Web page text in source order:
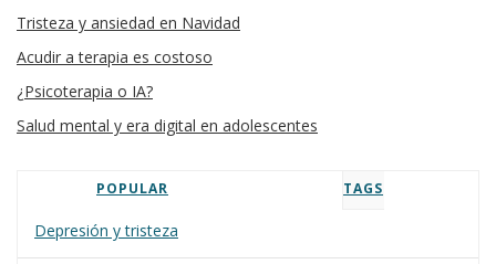
Tristeza y ansiedad en Navidad
Acudir a terapia es costoso
¿Psicoterapia o IA?
Salud mental y era digital en adolescentes
POPULAR TAGS
Depresión y tristeza